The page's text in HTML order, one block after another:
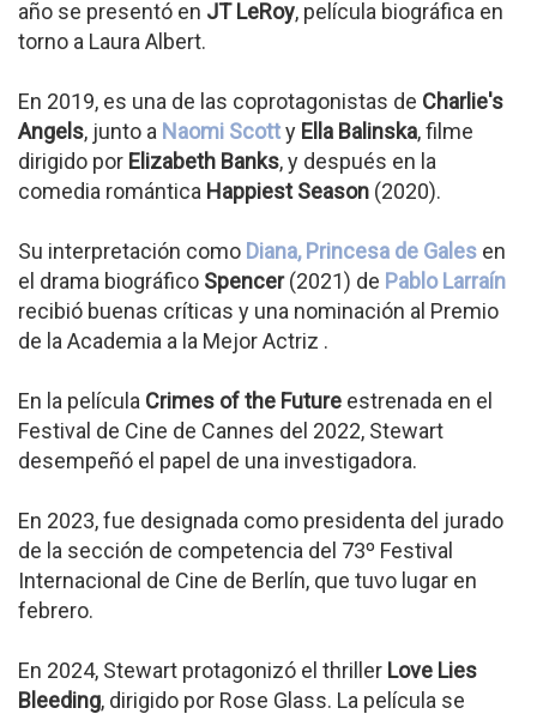
año se presentó en JT LeRoy, película biográfica en
torno a Laura Albert.
En 2019, es una de las coprotagonistas de Charlie's
Angels, junto a Naomi Scotty Ella Balinska, filme
dirigido por Elizabeth Banks, y después en la
comedia romántica Happiest Season (2020).
Su interpretación como Diana, Princesa de Gales en
el drama biográfico Spencer(2021) de Pablo Larraín
recibió buenas críticas y una nominación al Premio
de la Academia a la Mejor Actriz .
En la película Crimes of the Future estrenada en el
Festival de Cine de Cannes del 2022, Stewart
desempeñó el papel de una investigadora.
En 2023, fue designada como presidenta del jurado
de la sección de competencia del 73º Festival
Internacional de Cine de Berlín, que tuvo lugar en
febrero.
En 2024, Stewart protagonizó el thriller Love Lies
Bleeding, dirigido por Rose Glass. La película se